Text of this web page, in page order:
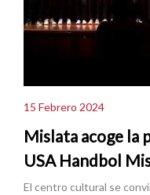
15 Febrero 2024
Mislata acoge la
USA Handbol
El centro cultural se